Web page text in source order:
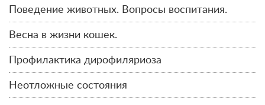
Поведение животных. Вопросы воспитания.
Весна в жизни кошек.
Профилактика дирофиляриоза
Неотложные состояния